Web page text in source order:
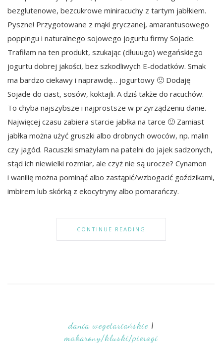
bezglutenowe, bezcukrowe miniracuchy z tartym jabłkiem.
Pyszne! Przygotowane z mąki gryczanej, amarantusowego
poppingu i naturalnego sojowego jogurtu firmy Sojade.
Trafiłam na ten produkt, szukając (dłuuugo) wegańskiego
jogurtu dobrej jakości, bez szkodliwych E-dodatków. Smak
ma bardzo ciekawy i naprawdę… jogurtowy 🙂 Dodaję
Sojade do ciast, sosów, koktajli. A dziś także do racuchów.
To chyba najszybsze i najprostsze w przyrządzeniu danie.
Najwięcej czasu zabiera starcie jabłka na tarce 🙂 Zamiast
jabłka można użyć gruszki albo drobnych owoców, np. malin
czy jagód. Racuszki smażyłam na patelni do jajek sadzonych,
stąd ich niewielki rozmiar, ale czyż nie są urocze? Cynamon
i wanilię można pominąć albo zastąpić/wzbogacić goździkami,
imbirem lub skórką z ekocytryny albo pomarańczy.
CONTINUE READING
dania wegetariańskie|
makarony/kluski/pierogi